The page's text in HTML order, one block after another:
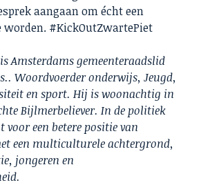
aangaan om écht een
#KickOutZwartePiet
Amsterdams gemeenteraadslid
Woordvoerder onderwijs, Jeugd,
en sport. Hij is woonachtig in
Bijlmerbeliever. In de politiek
een betere positie van
een multiculturele achtergrond,
jongeren en